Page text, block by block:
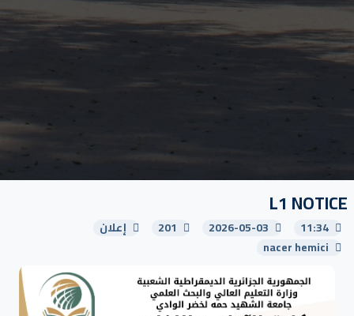
L1 NOTICE
11:34
2026-05-03
201
إعلان
nacer hemici